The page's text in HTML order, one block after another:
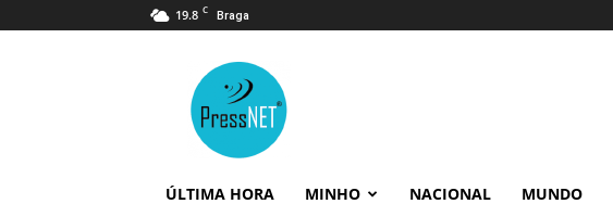
19.8 C Braga
ÚLTIMA HORA MINHO NACIONAL MUNDO